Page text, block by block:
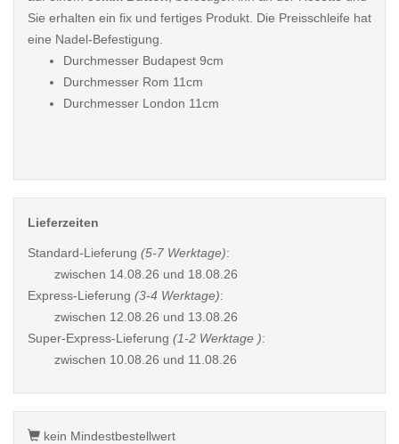
Sie erhalten ein fix und fertiges Produkt. Die Preisschleife hat
eine Nadel-Befestigung.
Durchmesser Budapest 9cm
Durchmesser Rom 11cm
Durchmesser London 11cm
Lieferzeiten
Standard-Lieferung (5-7 Werktage):
zwischen 14.08.26 und 18.08.26
Express-Lieferung (3-4 Werktage):
zwischen 12.08.26 und 13.08.26
Super-Express-Lieferung (1-2 Werktage ):
zwischen 10.08.26 und 11.08.26
kein Mindestbestellwert